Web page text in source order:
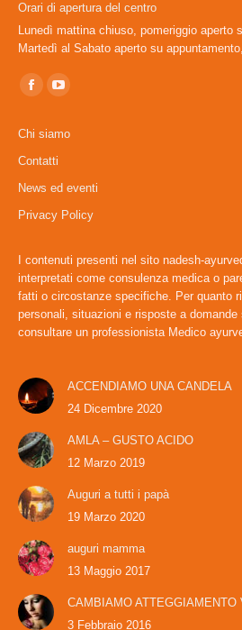
Orari di apertura del centro
Lunedì mattina chiuso, pomeriggio aperto
Martedì al Sabato aperto su
Ci puoi trovare su:
Facebook
opens
in
new
window
YouTube
opens
in
new
window
Chi siamo
Contatti
News ed eventi
Privacy Policy
I contenuti presenti nel sito nadesh-
interpretati come consulenza medica o
fatti o circostanze specifiche. Per quanto
personali, situazioni e risposte a
consultare un professionista Medico
ACCENDIAMO UNA CANDELA
24 Dicembre 2020
AMLA – GUSTO ACIDO
12 Marzo 2019
Auguri a tutti i papà
19 Marzo 2020
auguri mamma
13 Maggio 2017
CAMBIAMO ATTEGGIAMENTO
3 Febbraio 2016